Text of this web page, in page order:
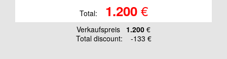
Total:
1.200€
Verkaufspreis 1.200 €
Total discount:
-133 €